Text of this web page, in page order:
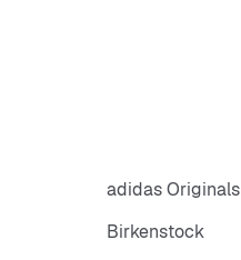
adidas Originals
Birkenstock